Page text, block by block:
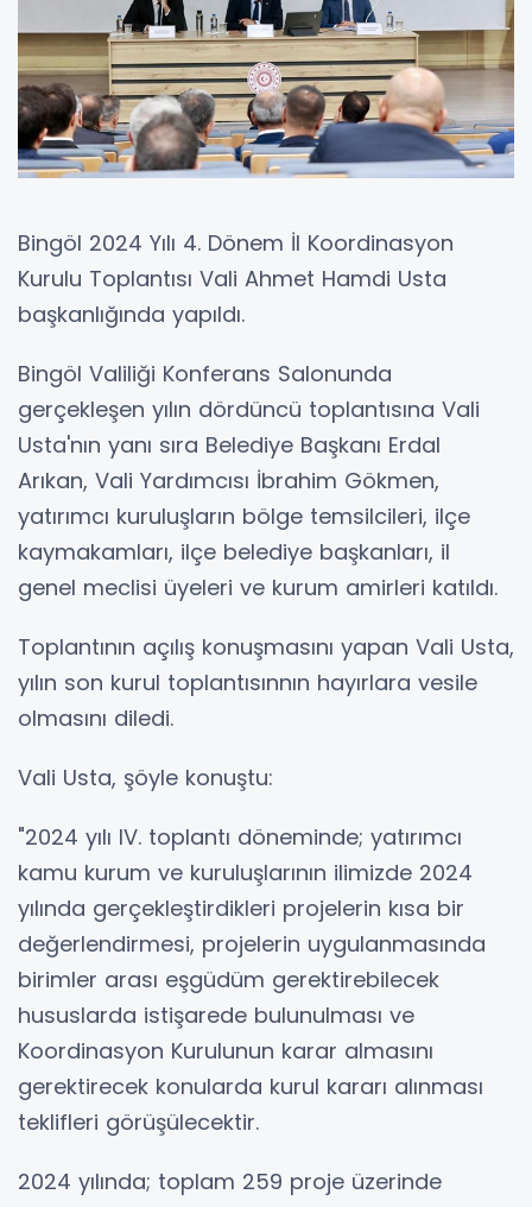
Bingöl 2024 Yılı 4. Dönem İl Koordinasyon
Kurulu Toplantısı Vali Ahmet Hamdi Usta
başkanlığında yapıldı.
Bingöl Valiliği Konferans Salonunda
gerçekleşen yılın dördüncü toplantısına Vali
Usta'nın yanı sıra Belediye Başkanı Erdal
Arıkan, Vali Yardımcısı İbrahim Gökmen,
yatırımcı kuruluşların bölge temsilcileri, ilçe
kaymakamları, ilçe belediye başkanları, il
genel meclisi üyeleri ve kurum amirleri katıldı.
Toplantının açılış konuşmasını yapan Vali Usta,
yılın son kurul toplantısınnın hayırlara vesile
olmasını diledi.
Vali Usta, şöyle konuştu:
"2024 yılı IV. toplantı döneminde; yatırımcı
kamu kurum ve kuruluşlarının ilimizde 2024
yılında gerçekleştirdikleri projelerin kısa bir
değerlendirmesi, projelerin uygulanmasında
birimler arası eşgüdüm gerektirebilecek
hususlarda istişarede bulunulması ve
Koordinasyon Kurulunun karar almasını
gerektirecek konularda kurul kararı alınması
teklifleri görüşülecektir.
2024 yılında; toplam 259 proje üzerinde